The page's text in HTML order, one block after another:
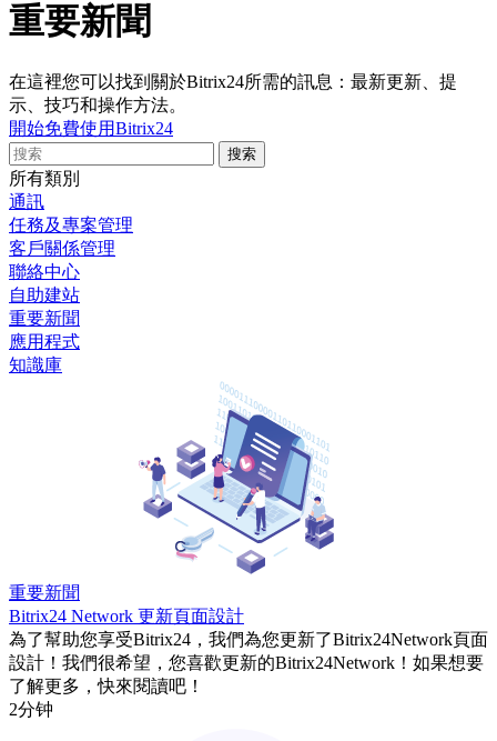
重要新聞
在這裡您可以找到關於Bitrix24所需的訊息：最新更新、提
示、技巧和操作方法。
開始免費使用Bitrix24
所有類別
通訊
任務及專案管理
客戶關係管理
聯絡中心
自助建站
重要新聞
應用程式
知識庫
重要新聞
Bitrix24 Network 更新頁面設計
為了幫助您享受Bitrix24，我們為您更新了Bitrix24Network頁面
設計！我們很希望，您喜歡更新的Bitrix24Network！如果想要
了解更多，快來閱讀吧！
2分钟